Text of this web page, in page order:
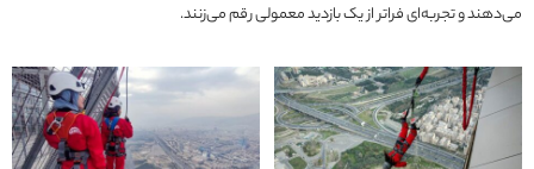
می‌دهند و تجربه‌ای فراتر از یک بازدید معمولی رقم می‌زنند.